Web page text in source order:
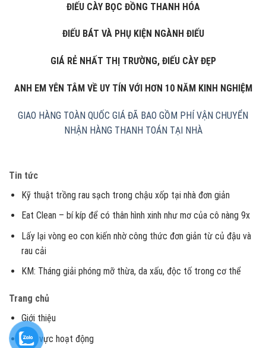
ĐIẾU CÀY BỌC ĐỒNG THANH HÓA
ĐIẾU BÁT VÀ PHỤ KIỆN NGÀNH ĐIẾU
GIÁ RẺ NHẤT THỊ TRƯỜNG, ĐIẾU CÀY ĐẸP
ANH EM YÊN TÂM VỀ UY TÍN VỚI HƠN 10 NĂM KINH NGHIỆM
GIAO HÀNG TOÀN QUỐC GIÁ ĐÃ BAO GỒM PHÍ VẬN CHUYỂN
NHẬN HÀNG THANH TOÁN TẠI NHÀ
Tin tức
Kỹ thuật trồng rau sạch trong chậu xốp tại nhà đơn giản
Eat Clean – bí kíp để có thân hình xinh như mơ của cô nàng 9x
Lấy lại vòng eo con kiến nhờ công thức đơn giản từ củ đậu và
rau cải
KM: Tháng giải phóng mỡ thừa, da xấu, độc tố trong cơ thể
Trang chủ
Giới thiệu
Lĩnh vực hoạt động